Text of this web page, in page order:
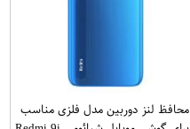
محافظ لنز دوربین مدل فلزی مناسب